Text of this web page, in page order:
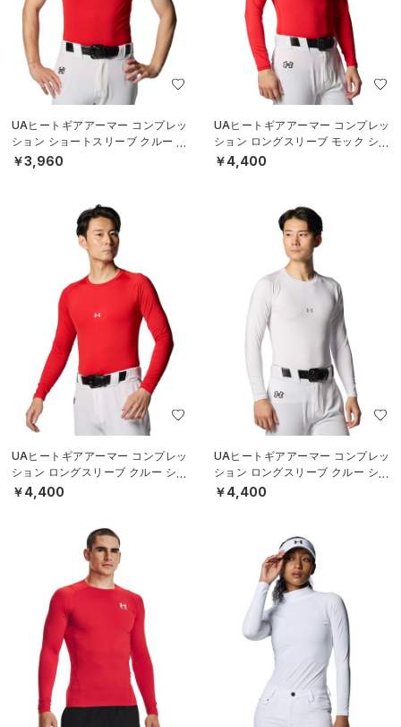
UAヒートギアアーマー コンプレッ
ション ショートスリーブ クルー シ
ャツ（ベースボール/MEN）
￥3,960
UAヒートギアアーマー コンプレッ
ション ロングスリーブ モック シャ
ツ（ベースボール/MEN）
￥4,400
UAヒートギアアーマー コンプレッ
ション ロングスリーブ クルー シャ
ツ（ベースボール/MEN）
￥4,400
UAヒートギアアーマー コンプレッ
ション ロングスリーブ クルー シャ
ツ（ベースボール/MEN）
￥4,400